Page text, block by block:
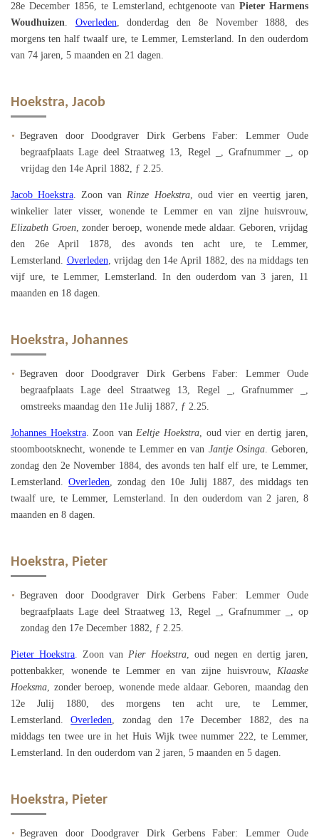
28e December 1856, te Lemsterland, echtgenoote vanPieter Harmens
Woudhuizen. Overleden, donderdag den 8e November 1888, des
morgens ten half twaalf ure, te Lemmer, Lemsterland. In den ouderdom
van 74 jaren, 5 maanden en 21 dagen.
Hoekstra, Jacob
Begraven door Doodgraver Dirk Gerbens Faber: Lemmer Oude
begraafplaats Lage deel Straatweg 13, Regel _, Grafnummer _, op
vrijdag den 14e April 1882, ƒ 2.25.
Jacob Hoekstra. Zoon vanRinze Hoekstra, oud vier en veertig jaren,
winkelier later visser, wonende te Lemmer en van zijne huisvrouw,
Elizabeth Groen, zonder beroep, wonende mede aldaar. Geboren, vrijdag
den 26e April 1878, des avonds ten acht ure, te Lemmer,
Lemsterland. Overleden, vrijdag den 14e April 1882, des na middags ten
vijf ure, te Lemmer, Lemsterland. In den ouderdom van 3 jaren, 11
maanden en 18 dagen.
Hoekstra, Johannes
Begraven door Doodgraver Dirk Gerbens Faber: Lemmer Oude
begraafplaats Lage deel Straatweg 13, Regel _, Grafnummer _,
omstreeks maandag den 11e Julij 1887, ƒ 2.25.
Johannes Hoekstra. Zoon vanEeltje Hoekstra, oud vier en dertig jaren,
stoombootsknecht, wonende te Lemmer en van Jantje Osinga. Geboren,
zondag den 2e November 1884, des avonds ten half elf ure, te Lemmer,
Lemsterland.Overleden, zondag den 10e Julij 1887, des middags ten
twaalf ure, te Lemmer, Lemsterland. In den ouderdom van 2 jaren, 8
maanden en 8 dagen.
Hoekstra, Pieter
Begraven door Doodgraver Dirk Gerbens Faber: Lemmer Oude
begraafplaats Lage deel Straatweg 13, Regel _, Grafnummer _, op
zondag den 17e December 1882, ƒ 2.25.
Pieter Hoekstra. Zoon vanPier Hoekstra, oud negen en dertig jaren,
pottenbakker, wonende te Lemmer en van zijne huisvrouw, Klaaske
Hoeksma, zonder beroep, wonende mede aldaar. Geboren, maandag den
12e Julij 1880, des morgens ten acht ure, te Lemmer,
Lemsterland.Overleden, zondag den 17e December 1882, des na
middags ten twee ure in het Huis Wijk twee nummer 222, te Lemmer,
Lemsterland. In den ouderdom van 2 jaren, 5 maanden en 5 dagen.
Hoekstra, Pieter
Begraven door Doodgraver Dirk Gerbens Faber: Lemmer Oude